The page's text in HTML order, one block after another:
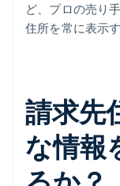
ど、プロの売り
住所を常に表示
請求先
な情報